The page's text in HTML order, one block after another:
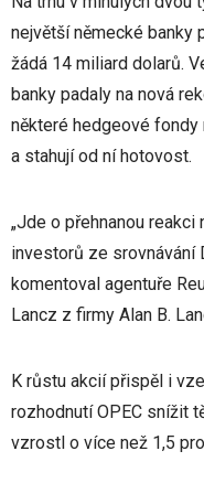
největší německé banky
žádá 14 miliard dolarů.
banky padaly na nová
některé hedgeové
a stahují od ní hotovost.
„Jde o přehnanou
investorů ze srovnávání
komentoval agentuře
Lancz z firmy Alan B.
K růstu akcií přispěl i
rozhodnutí OPEC snížit
vzrostl o více než 1,5